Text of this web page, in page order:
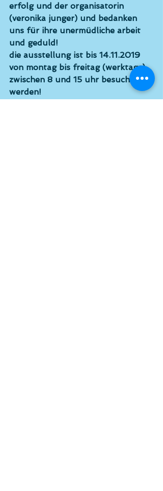
erfolg und der organisatorin
(veronika junger) und bedanken
uns für ihre unermüdliche arbeit
und geduld!
die ausstellung ist bis 14.11.2019
von montag bis freitag (werktags)
zwischen 8 und 15 uhr besucht
werden!